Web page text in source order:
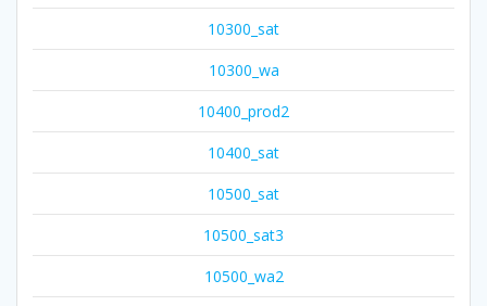
10300_sat
10300_wa
10400_prod2
10400_sat
10500_sat
10500_sat3
10500_wa2